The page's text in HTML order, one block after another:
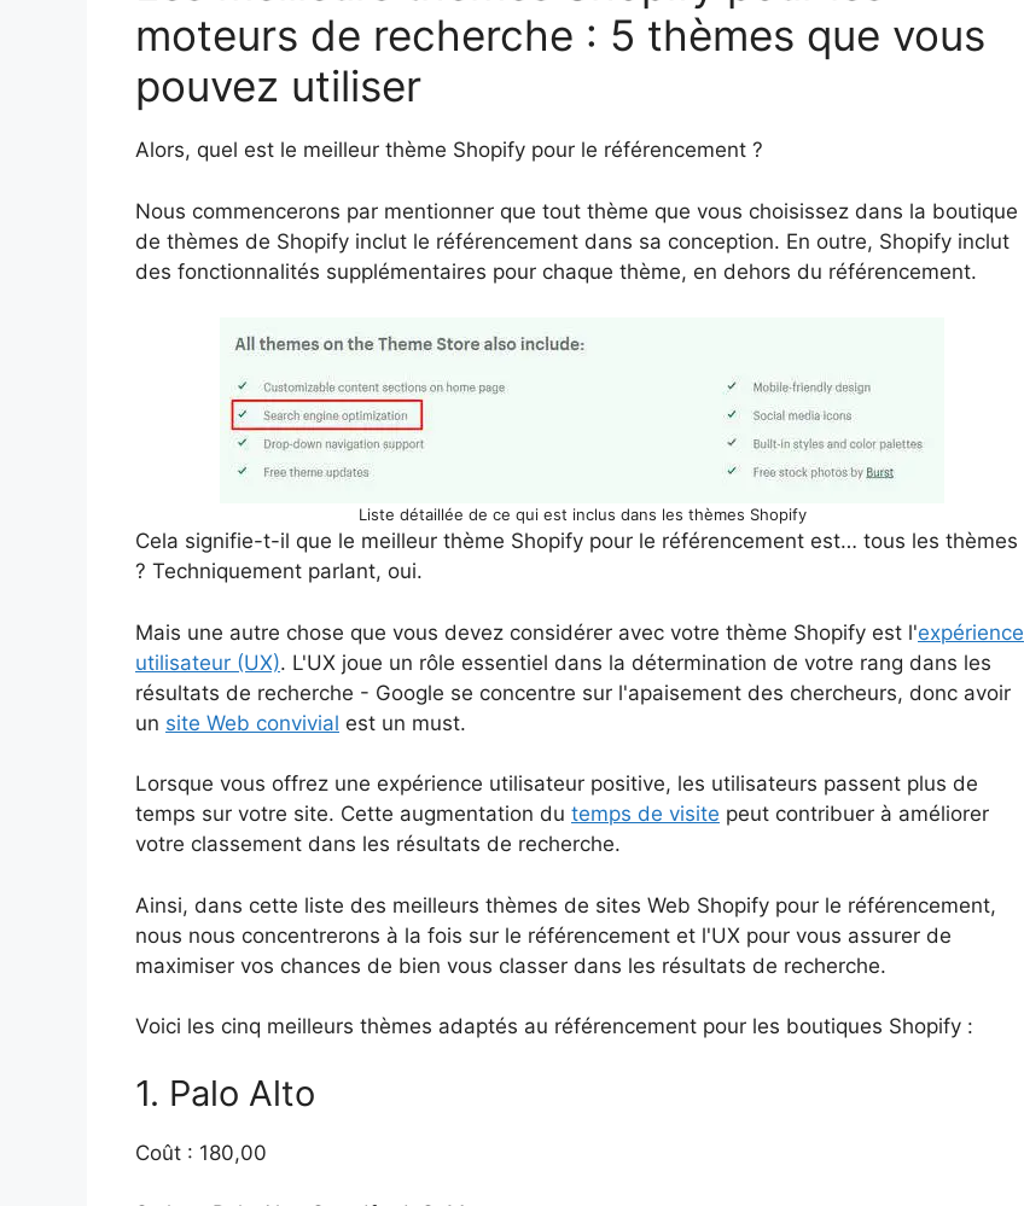
moteurs de recherche : 5 thèmes que vous
pouvez utiliser
Alors, quel est le meilleur thème Shopify pour le référencement ?
Nous commencerons par mentionner que tout thème que vous choisissez dans la boutique
de thèmes de Shopify inclut le référencement dans sa conception. En outre, Shopify inclut
des fonctionnalités supplémentaires pour chaque thème, en dehors du référencement.
Liste détaillée de ce qui est inclus dans les thèmes Shopify
Cela signifie-t-il que le meilleur thème Shopify pour le référencement est… tous les thèmes
? Techniquement parlant, oui.
Mais une autre chose que vous devez considérer avec votre thème Shopify est l'expérience
utilisateur (UX). L'UX joue un rôle essentiel dans la détermination de votre rang dans les
résultats de recherche - Google se concentre sur l'apaisement des chercheurs, donc avoir
un site Web convivial est un must.
Lorsque vous offrez une expérience utilisateur positive, les utilisateurs passent plus de
temps sur votre site. Cette augmentation du temps de visite peut contribuer à améliorer
votre classement dans les résultats de recherche.
Ainsi, dans cette liste des meilleurs thèmes de sites Web Shopify pour le référencement,
nous nous concentrerons à la fois sur le référencement et l'UX pour vous assurer de
maximiser vos chances de bien vous classer dans les résultats de recherche.
Voici les cinq meilleurs thèmes adaptés au référencement pour les boutiques Shopify :
1. Palo Alto
Coût : 180,00